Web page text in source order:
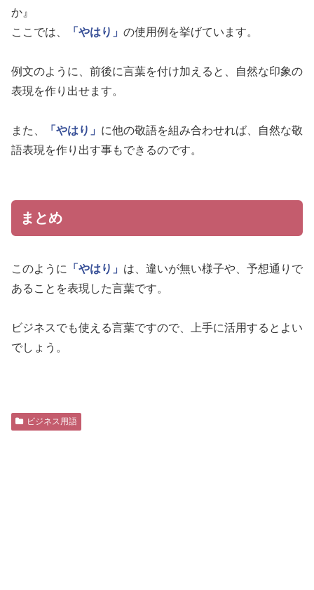
か』
ここでは、
「やはり」 の使用例を挙げています。
例文のように、前後に言葉を付け加えると、自然な印象の
表現を作り出せます。
また、 「やはり」 に他の敬語を組み合わせれば、自然な敬
語表現を作り出す事もできるのです。
まとめ
このように 「やはり」 は、違いが無い様子や、予想通りで
あることを表現した言葉です。
ビジネスでも使える言葉ですので、上手に活用するとよい
でしょう。
ビジネス用語